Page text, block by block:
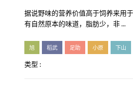
据说野味的营养价值高于饲养来用
有自然原本的味道，脂肪少，非 ...
旭 稻武 足助 小原 下山
类型 :